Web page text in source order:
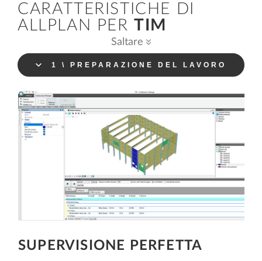
CARATTERISTICHE DI
ALLPLAN PERTIM
Saltare
1 \ PREPARAZIONE DEL LAVORO
SUPERVISIONE PERFETTA